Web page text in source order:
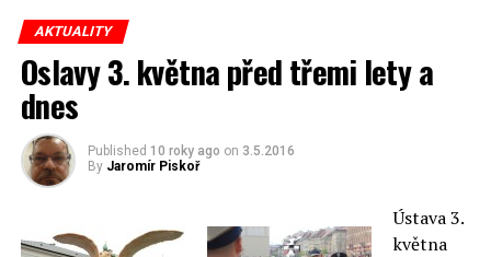
AKTUALITY
Oslavy 3. května před třemi lety a
dnes
Published 10 roky ago on 3.5.2016
By Jaromír Piskoř
Ústava 3.
května